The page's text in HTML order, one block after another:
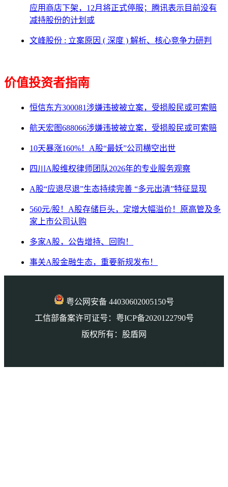
应用商店下架，12月将正式停服；腾讯表示目前没有
减持股份的计划或
文峰股份 : 立案原因 ( 深度 ) 解析、核心竞争力研判
价值投资者指南
恒信东方300081涉嫌违披被立案，受损股民或可索赔
航天宏图688066涉嫌违披被立案，受损股民或可索赔
10天暴涨160%！A股“最妖”公司横空出世
四川A股维权律师团队2026年的专业服务观察
A股“应退尽退”生态持续完善 “多元出清”特征显现
560元/股！A股存储巨头，定增大幅溢价！原高管及多
家上市公司认购
多家A股，公告增持、回购！
事关A股金融生态，重要新规发布！
粤公网安备 44030602005150号
工信部备案许可证号：粤ICP备2020122790号
版权所有：股盾网